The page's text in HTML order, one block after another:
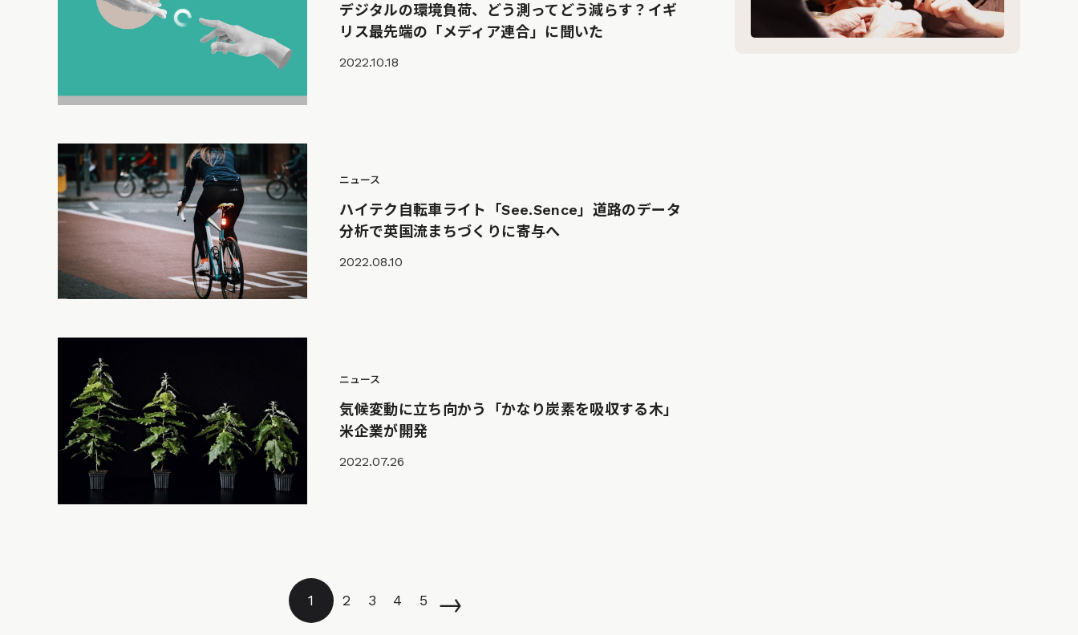
デジタルの環境負荷、どう測ってどう減らす？イギ
リス最先端の「メディア連合」に聞いた
2022.10.18
ニュース
ハイテク自転車ライト「See.Sence」道路のデータ
分析で英国流まちづくりに寄与へ
2022.08.10
ニュース
気候変動に立ち向かう「かなり炭素を吸収する木」
米企業が開発
2022.07.26
1 2 3 4 5 →